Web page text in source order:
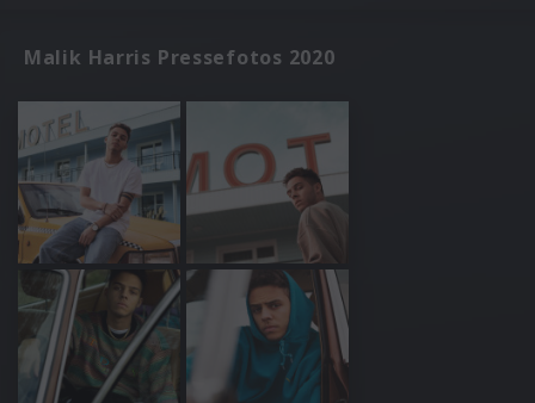
Malik Harris Pressefotos 2020